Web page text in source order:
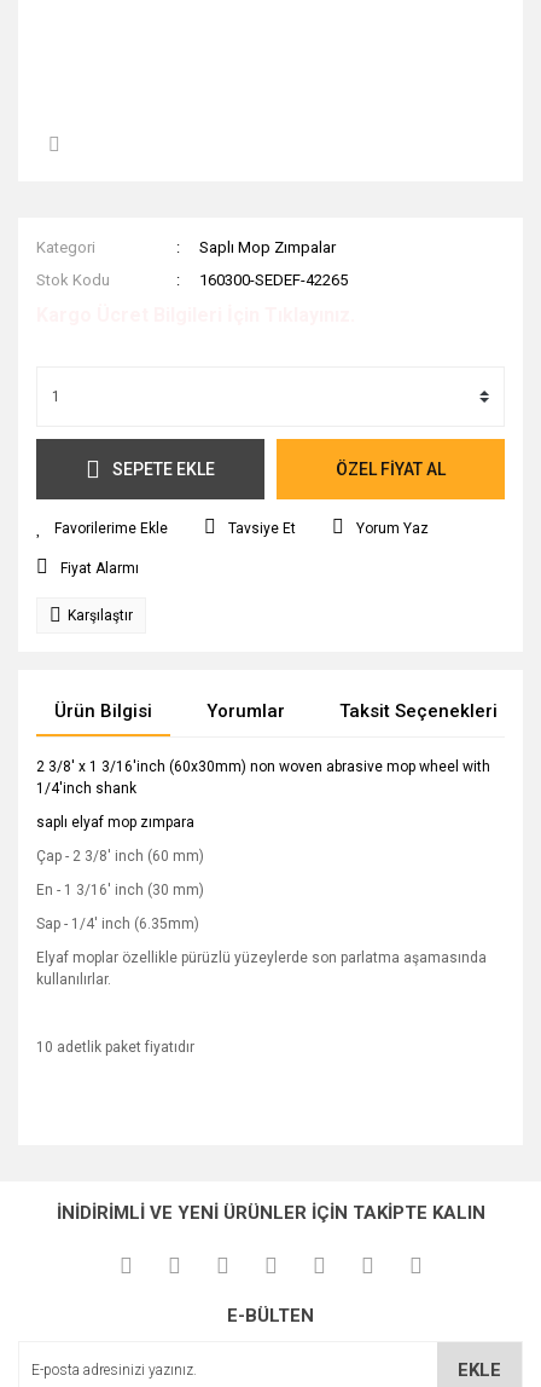
Kategori
Saplı Mop Zımpalar
Stok Kodu
160300-SEDEF-42265
SEPETE EKLE ÖZEL FİYAT AL
Tavsiye Et Yorum Yaz
Fiyat Alarmı
Karşılaştır
Ürün Bilgisi Yorumlar Taksit Seçenekleri
2 3/8' x 1 3/16'inch (60x30mm) non woven abrasive mop wheel with
1/4'inch shank
saplı elyaf mop zımpara
Çap - 2 3/8' inch (60 mm)
En - 1 3/16' inch (30 mm)
Sap - 1/4' inch (6.35mm)
Elyaf moplar özellikle pürüzlü yüzeylerde son parlatma aşamasında
kullanılırlar.
10 adetlik paket fiyatıdır
Yorum Yaz
kullanarak tarafımıza iletebilirsiniz.
Görüş ve önerileriniz için teşekkür ederiz.
Ürün açıklamasında eksik bilgiler bulunuyor.
İNİDİRİMLİ VE YENİ ÜRÜNLER İÇİN TAKİPTE KALIN
E-BÜLTEN
EKLE